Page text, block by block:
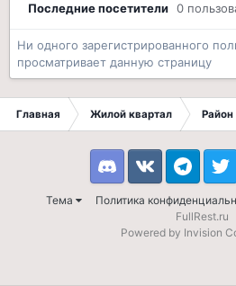
Последние посетители 0
Ни одного зарегистрированного
просматривает данную страницу
Главная Жилой квартал
Тема Политика
DiscordVK Telegram
FullRest.ru
Powered by Invision